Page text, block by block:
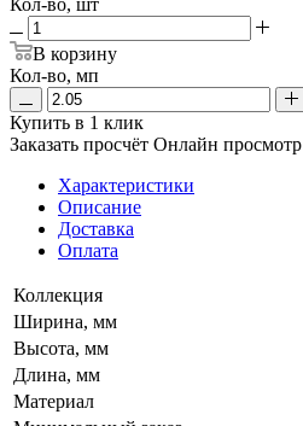
В корзину
Кол-во, мп
Купить в 1 клик
Заказать просчёт Онлайн просмотр
Характеристики
Описание
Доставка
Оплата
Коллекция
Ширина, мм
Высота, мм
Длина, мм
Материал